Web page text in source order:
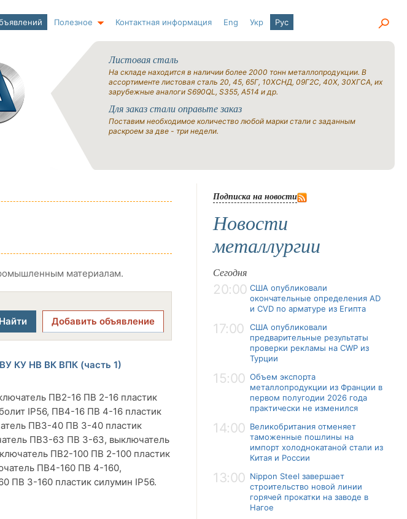
Полезное Контактная информация Eng Укр Рус
Листовая сталь
На складе находится в наличии более 2000 тонн металлопродукции. В
ассортименте листовая сталь 20, 45, 65Г, 10ХСНД, 09Г2С, 40Х, 30ХГСА, их
зарубежные аналоги S690QL, S355, A514 и др.
Для заказ стали оправьте заказ
Поставим необходимое количество любой марки стали с заданным
раскроем за две - три недели.
материалам.
Найти Добавить объявление
КУ НВ ВК ВПК (часть 1)
ПВ2-16 ПВ 2-16 пластик
IP56, ПВ4-16 ПВ 4-16 пластик
ПВ3-40 ПВ 3-40 пластик
ПВ3-63 ПВ 3-63, выключатель
ПВ2-100 ПВ 2-100 пластик
ПВ4-160 ПВ 4-160,
ПВ 3-160 пластик силумин IP56.
Подписка на новости
Новости
металлургии
Сегодня
20:00 США опубликовали
окончательные определения AD
и CVD по арматуре из Египта
17:00
США опубликовали
предварительные результаты
проверки рекламы на CWP из
Турции
15:00 Объем экспорта
металлопродукции из Франции в
первом полугодии 2026 года
практически не изменился
14:00 Великобритания отменяет
таможенные пошлины на
импорт холоднокатаной стали из
Китая и России
13:00 Nippon Steel завершает
строительство новой линии
горячей прокатки на заводе в
Нагое